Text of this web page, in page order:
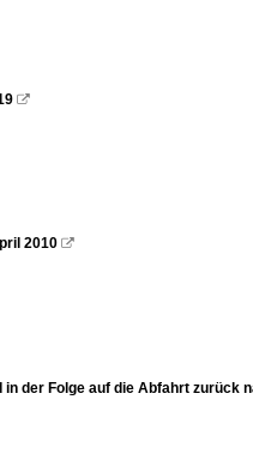

2010 
der Folge auf die Abfahrt zurück